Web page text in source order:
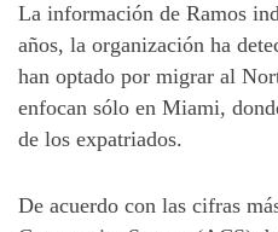
La información de Ramos
años, la organización ha
han optado por migrar al
enfocan sólo en Miami,
de los expatriados.
De acuerdo con las cifras